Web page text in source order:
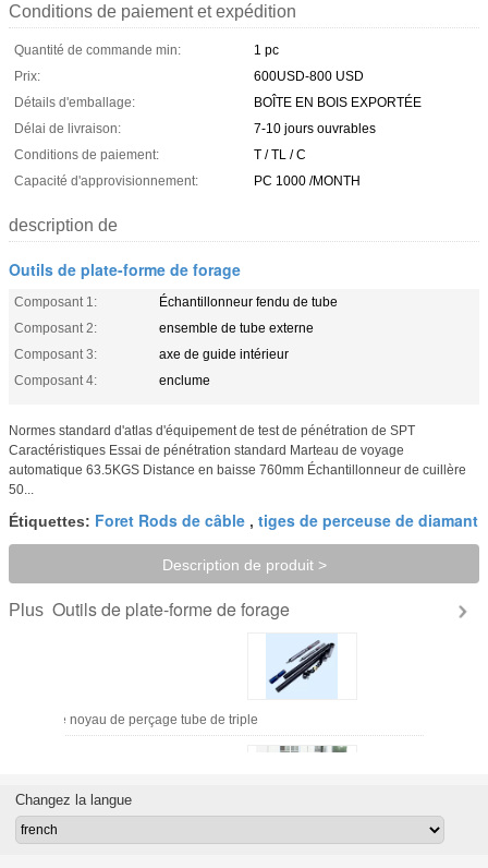
Conditions de paiement et expédition
Quantité de commande min:
1 pc
Prix:
600USD-800 USD
Détails d'emballage:
BOÎTE EN BOIS EXPORTÉE
Délai de livraison:
7-10 jours ouvrables
Conditions de paiement:
T / TL / C
Capacité d'approvisionnement:
PC 1000 /MONTH
description de
Outils de plate-forme de forage
Composant 1:
Échantillonneur fendu de tube
Composant 2:
ensemble de tube externe
Composant 3:
axe de guide intérieur
Composant 4:
enclume
Normes standard d'atlas d'équipement de test de pénétration de SPT
Caractéristiques Essai de pénétration standard Marteau de voyage
automatique 63.5KGS Distance en baisse 760mm Échantillonneur de cuillère
50...
Étiquettes: Foret Rods de câble , tiges de perceuse de diamant
Description de produit >
Plus Outils de plate-forme de forage
baril de noyau de perçage tube de triple
de Bq nq/garniture de forage CHANGTAN
Changez la langue